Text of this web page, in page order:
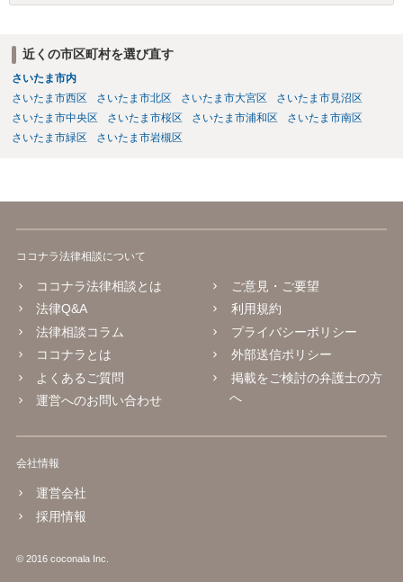
近くの市区町村を選び直す
さいたま市内
さいたま市西区
さいたま市北区 さいたま市大宮区
さいたま市見沼区
さいたま市中央区
さいたま市桜区 さいたま市浦和区
さいたま市南区
さいたま市緑区
さいたま市岩槻区
ココナラ法律相談について
ココナラ法律相談とは
法律Q&A
法律相談コラム
ココナラとは
よくあるご質問
運営へのお問い合わせ
ご意見・ご要望
利用規約
プライバシーポリシー
外部送信ポリシー
掲載をご検討の弁護士の方
へ
会社情報
運営会社
採用情報
© 2016 coconala Inc.